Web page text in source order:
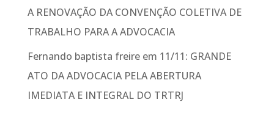
A RENOVAÇÃO DA CONVENÇÃO COLETIVA DE
TRABALHO PARA A ADVOCACIA
Fernando baptista freireem 11/11: GRANDE
ATO DA ADVOCACIA PELA ABERTURA
IMEDIATA E INTEGRAL DO TRTRJ